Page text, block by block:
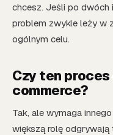
chcesz. Jeśli po dwóch
problem zwykle leży w
ogólnym celu.
Czy ten
commerce?
Tak, ale wymaga
większą rolę